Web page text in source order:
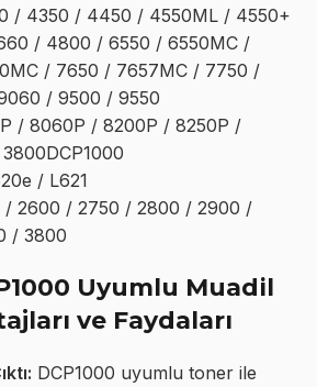
/ 4350 / 4450 / 4550ML / 4550+
/ 4800 / 6550 / 6550MC /
/ 7650 / 7657MC / 7750 /
/ 9500 / 9550
/ 8060P / 8200P / 8250P /
/ L621
/ 2600 / 2750 / 2800 / 2900 /
/ 3800
Uyumlu Muadil
ve Faydaları
DCP1000 uyumlu toner ile